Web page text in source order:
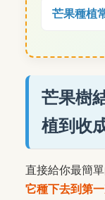
芒果種植
芒果樹
植到收
直接給你最簡單
它種下去到第